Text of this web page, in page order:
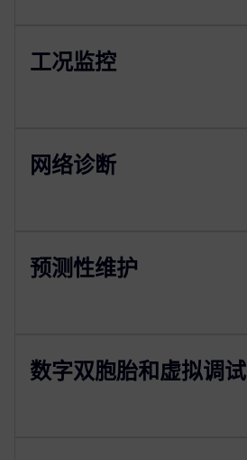
工况监控
网络诊断
预测性维护
数字双胞胎和虚拟调试